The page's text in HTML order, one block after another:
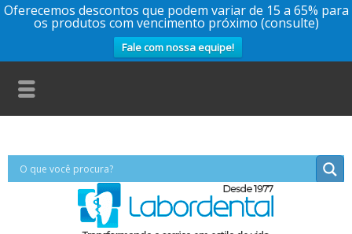
Oferecemos descontos que podem variar de 15 a 65% para
os produtos com vencimento próximo (consulte)
Fale com nossa equipe!